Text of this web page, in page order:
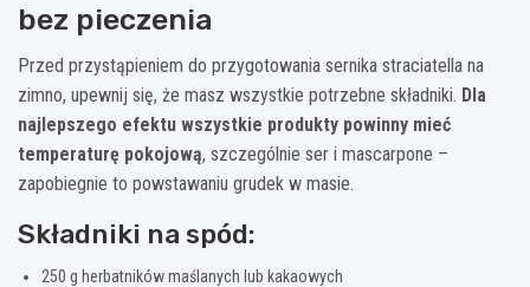
bez pieczenia
Przed przystąpieniem do przygotowania sernika straciatella na
zimno, upewnij się, że masz wszystkie potrzebne składniki. Dla
najlepszego efektu wszystkie produkty powinny mieć
temperaturę pokojową, szczególnie ser i mascarpone –
zapobiegnie to powstawaniu grudek w masie.
Składniki na spód:
250 g herbatników maślanych lub kakaowych